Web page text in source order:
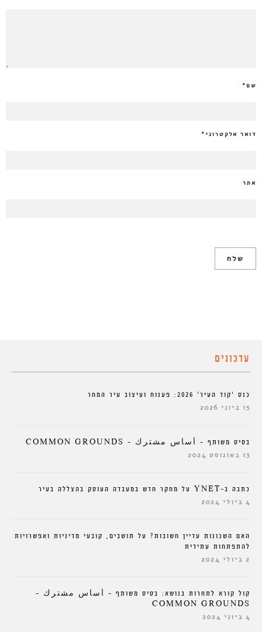
שם*
דואר אלקטרוני *
אתר
עדכונים
כנס ‘קוד העיר’ 2026: פענוח ועיצוב עיר המחר
15 ביוני 2026
בסיס משותף – أساس مشترك – COMMON GROUNDS
13 באוגוסט 2024
כתבה ב-YNET על מחקר חדש במעבדה העוסק בהצללה בעיר
4 ביולי 2024
האם השכונות עדיין חשובות? על תושבים, קובעי מדיניות ואפשרויות
להתפתחות עתידית
2 ביולי 2024
קול קורא לתחרות בנושא: בסיס משותף – أساس مشترك –
COMMON GROUNDS
4 ביוני 2024